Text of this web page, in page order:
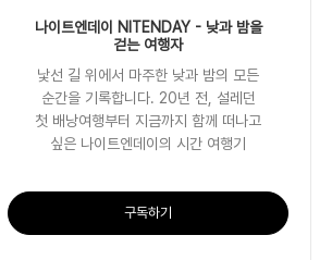
나이트엔데이 NITENDAY - 낮과 밤을
걷는 여행자
낯선 길 위에서 마주한 낮과 밤의 모든
순간을 기록합니다. 20년 전, 설레던
첫 배낭여행부터 지금까지 함께 떠나고
싶은 나이트엔데이의 시간 여행기
구독하기